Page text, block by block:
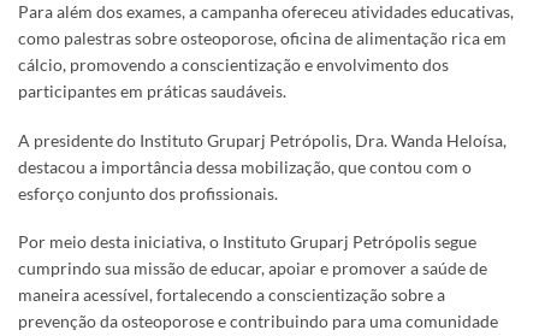
Para além dos exames, a campanha ofereceu atividades educativas,
como palestras sobre osteoporose, oficina de alimentação rica em
cálcio, promovendo a conscientização e envolvimento dos
participantes em práticas saudáveis.
A presidente do Instituto Gruparj Petrópolis, Dra. Wanda Heloísa,
destacou a importância dessa mobilização, que contou com o
esforço conjunto dos profissionais.
Por meio desta iniciativa, o Instituto Gruparj Petrópolis segue
cumprindo sua missão de educar, apoiar e promover a saúde de
maneira acessível, fortalecendo a conscientização sobre a
prevenção da osteoporose e contribuindo para uma comunidade